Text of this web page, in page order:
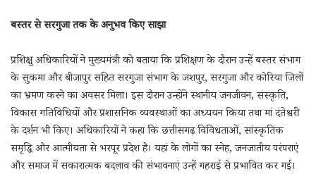
बस्तर से सरगुजा तक के अनुभव किए साझा
प्रशिक्षु अधिकारियों ने मुख्यमंत्री को बताया कि प्रशिक्षण के दौरान उन्हें बस्तर संभाग
के सुकमा और बीजापुर सहित सरगुजा संभाग के जशपुर, सरगुजा और कोरिया जिलों
का भ्रमण करने का अवसर मिला। इस दौरान उन्होंने स्थानीय जनजीवन, संस्कृति,
विकास गतिविधियों और प्रशासनिक व्यवस्थाओं का अध्ययन किया तथा मां दंतेश्वरी
के दर्शन भी किए। अधिकारियों ने कहा कि छत्तीसगढ़ विविधताओं, सांस्कृतिक
समृद्धि और आत्मीयता से भरपूर प्रदेश है। यहां के लोगों का स्नेह, जनजातीय परंपराएं
और समाज में सकारात्मक बदलाव की संभावनाएं उन्हें गहराई से प्रभावित कर गईं।